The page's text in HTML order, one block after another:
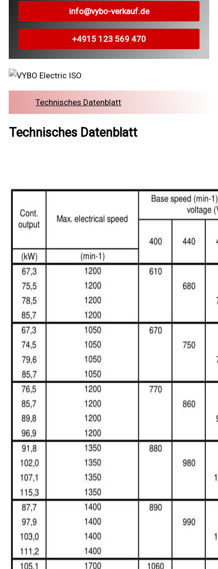
info@vybo-verkauf.de
+4915 123 569 470
Technisches Datenblatt
Technisches Datenblatt